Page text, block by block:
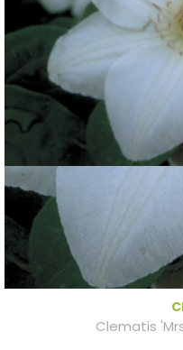
Clematis